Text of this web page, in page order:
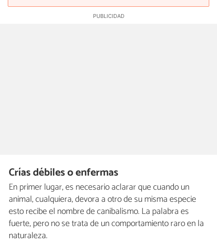
Crías débiles o enfermas
En primer lugar, es necesario aclarar que cuando un
animal, cualquiera, devora a otro de su misma especie
esto recibe el nombre de canibalismo. La palabra es
fuerte, pero no se trata de un comportamiento raro en la
naturaleza.